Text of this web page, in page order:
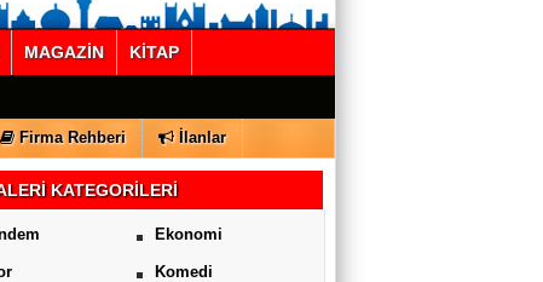
MAGAZİN KİTAP
Firma Rehberi İlanlar
KATEGORİLERİ
Ekonomi
Komedi